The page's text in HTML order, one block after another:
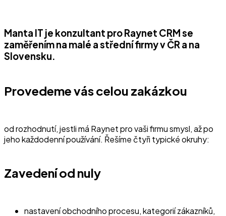
Manta IT je konzultant pro Raynet CRM se
zaměřením na malé a střední firmy v ČR a na
Slovensku.
Provedeme vás celou zakázkou
od rozhodnutí, jestli má Raynet pro vaši firmu smysl, až po
jeho každodenní používání. Řešíme čtyři typické okruhy:
Zavedení od nuly
nastavení obchodního procesu, kategorií zákazníků,